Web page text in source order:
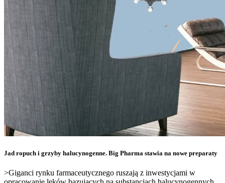
Jad ropuch i grzyby halucynogenne. Big Pharma stawia na nowe preparaty
>Giganci rynku farmaceutycznego ruszają z inwestycjami w